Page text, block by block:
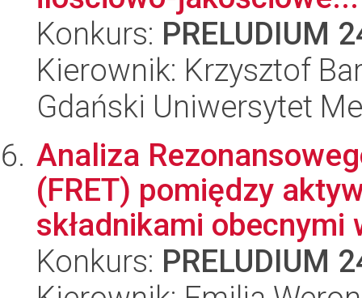
Konkurs: PRELUDIUM
Kierownik: Krzysztof
Gdański Uniwersytet
Analiza
(FRET) pomiędzy
składnikami obecnymi
Konkurs: PRELUDIUM